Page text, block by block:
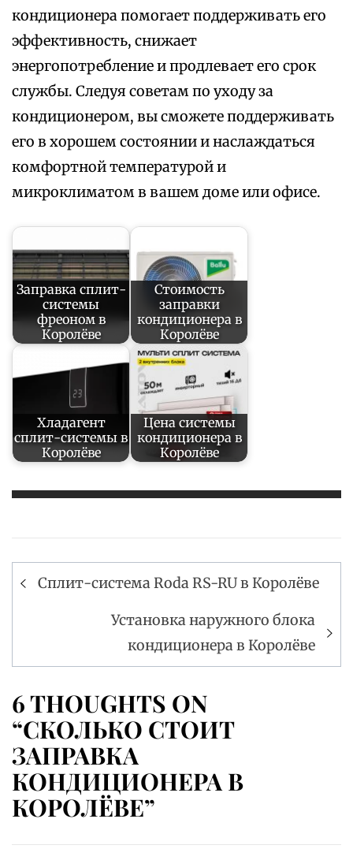
кондиционера помогает поддерживать его
эффективность, снижает
энергопотребление и продлевает его срок
службы. Следуя советам по уходу за
кондиционером, вы сможете поддерживать
его в хорошем состоянии и наслаждаться
комфортной температурой и
микроклиматом в вашем доме или офисе.
Заправка сплит-
системы
фреоном в
Королёве
Стоимость
заправки
кондиционера в
Королёве
Хладагент
сплит-системы в
Королёве
Цена системы
кондиционера в
Королёве
Навигация
Сплит-система Roda RS-RU в Королёве
Установка наружного блока
кондиционера в Королёве
6 THOUGHTS ON
“СКОЛЬКО СТОИТ
ЗАПРАВКА
КОНДИЦИОНЕРА В
КОРОЛЁВЕ”